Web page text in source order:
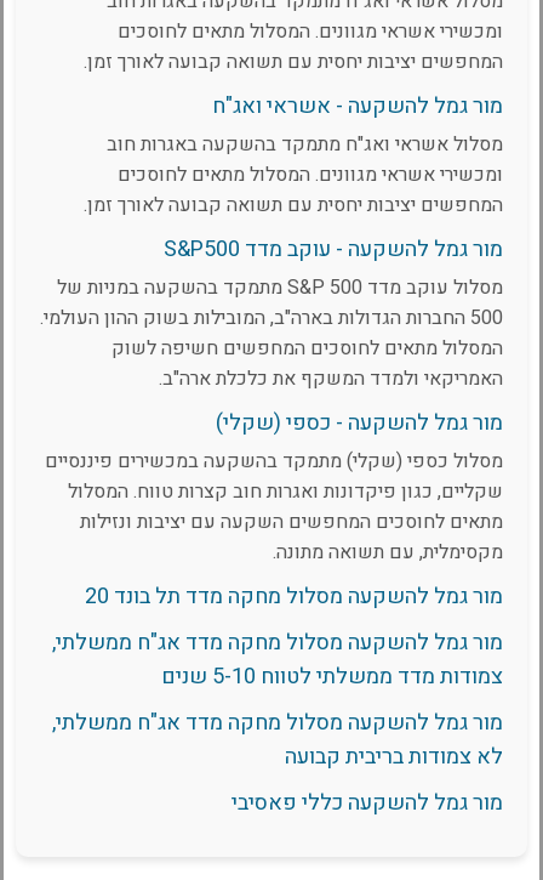
ומכשירי אשראי מגוונים. המסלול מתאים לחוסכים
המחפשים יציבות יחסית עם תשואה קבועה לאורך זמן.
מור גמל להשקעה - אשראי ואג"ח
מסלול אשראי ואג"ח מתמקד בהשקעה באגרות חוב
ומכשירי אשראי מגוונים. המסלול מתאים לחוסכים
המחפשים יציבות יחסית עם תשואה קבועה לאורך זמן.
מור גמל להשקעה - עוקב מדד S&P500
מסלול עוקב מדד S&P 500 מתמקד בהשקעה במניות של
500 החברות הגדולות בארה"ב, המובילות בשוק ההון העולמי.
המסלול מתאים לחוסכים המחפשים חשיפה לשוק
האמריקאי ולמדד המשקף את כלכלת ארה"ב.
מור גמל להשקעה - כספי (שקלי)
מסלול כספי (שקלי) מתמקד בהשקעה במכשירים פיננסיים
שקליים, כגון פיקדונות ואגרות חוב קצרות טווח. המסלול
מתאים לחוסכים המחפשים השקעה עם יציבות ונזילות
מקסימלית, עם תשואה מתונה.
מור גמל להשקעה מסלול מחקה מדד תל בונד 20
מור גמל להשקעה מסלול מחקה מדד אג"ח ממשלתי,
צמודות מדד ממשלתי לטווח 5-10 שנים
מור גמל להשקעה מסלול מחקה מדד אג"ח ממשלתי,
לא צמודות בריבית קבועה
מור גמל להשקעה כללי פאסיבי